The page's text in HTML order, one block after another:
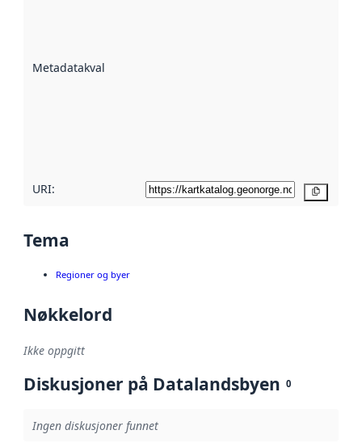
Metadatakvalitet
URI:
Tema
Regioner og byer
Nøkkelord
Ikke oppgitt
Diskusjoner på Datalandsbyen 0
Ingen diskusjoner funnet